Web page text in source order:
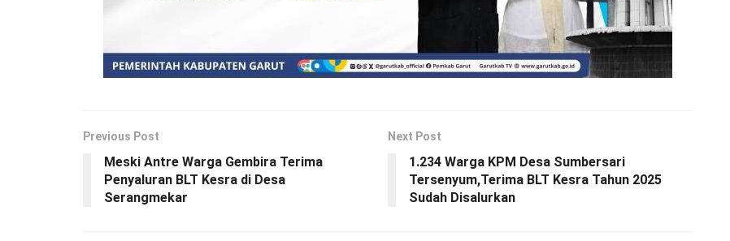
Previous Post
Meski Antre Warga Gembira Terima
Penyaluran BLT Kesra di Desa
Serangmekar
Next Post
1.234 Warga KPM Desa Sumbersari
Tersenyum,Terima BLT Kesra Tahun 2025
Sudah Disalurkan